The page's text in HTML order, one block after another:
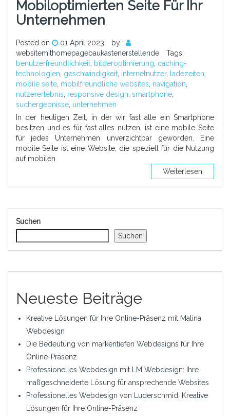
Mobiloptimierten Seite Für Ihr
Unternehmen
Posted on 01 April 2023
by :
websitemithomepagebaukastenerstellende
Tags:
benutzerfreundlichkeit bilderoptimierung caching-
technologien geschwindigkeit internetnutzer, ladezeiten
mobile seite mobilfreundliche websites navigation
nutzererlebnis responsive design smartphone
suchergebnisse unternehmen
In der heutigen Zeit, in der wir fast alle ein Smartphone
besitzen und es für fast alles nutzen, ist eine mobile Seite
für jedes Unternehmen unverzichtbar geworden. Eine
mobile Seite ist eine Website, die speziell für die Nutzung
auf mobilen
Weiterlesen
Suchen
Suchen
Neueste Beiträge
Kreative Lösungen für Ihre Online-Präsenz mit Malina
Webdesign
Die Bedeutung von markentiefen Webdesigns für Ihre
Online-Präsenz
Professionelles Webdesign mit LM Webdesign: Ihre
maßgeschneiderte Lösung für ansprechende Websites
Professionelles Webdesign von Luderschmid: Kreative
Lösungen für Ihre Online-Präsenz